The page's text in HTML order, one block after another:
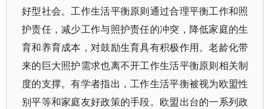
好型社会。工作生活平衡原则通过合理平衡工作和照
护责任，减少工作与照护责任的冲突，降低家庭的生
育和养育成本，对鼓励生育具有积极作用。老龄化带
来的巨大照护需求也离不开工作生活平衡原则相关制
度的支撑。有学者指出，工作生活平衡被视为欧盟性
别平等和家庭友好政策的手段。欧盟出台的一系列政